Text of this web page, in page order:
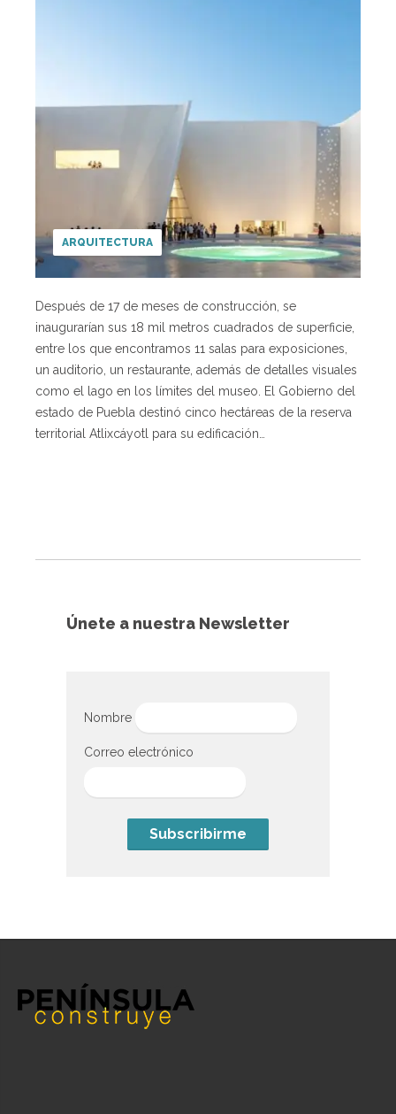
ARQUITECTURA
Después de 17 de meses de construcción, se
inaugurarían sus 18 mil metros cuadrados de superficie,
entre los que encontramos 11 salas para exposiciones,
un auditorio, un restaurante, además de detalles visuales
como el lago en los límites del museo. El Gobierno del
estado de Puebla destinó cinco hectáreas de la reserva
territorial Atlixcáyotl para su edificación…
Únete a nuestra Newsletter
Nombre
Correo electrónico